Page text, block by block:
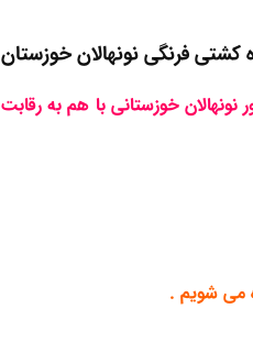
کشتی فرنگی نونهالان خوزستان
خوزستانی با هم به رقابت
می شویم .